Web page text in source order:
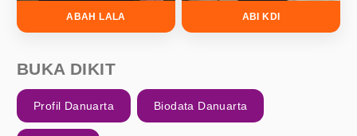
ABAH LALA ABI KDI
BUKA DIKIT
Profil Danuarta Biodata Danuarta